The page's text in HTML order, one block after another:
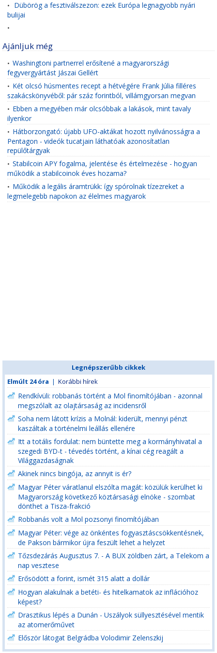
• Dübörög a fesztiválszezon: ezek Európa legnagyobb nyári
bulijai
•
Ajánljuk még
• Washingtoni partnerrel erősítené a magyarországi
fegyvergyártást Jászai Gellért
• Két olcsó húsmentes recept a hétvégére Frank Júlia filléres
szakácskönyvéből: pár száz forintból, villámgyorsan megvan
• Ebben a megyében már olcsóbbak a lakások, mint tavaly
ilyenkor
• Hátborzongató: újabb UFO-aktákat hozott nyilvánosságra a
Pentagon - videók tucatjain láthatóak azonosítatlan
repülőtárgyak
• Stabilcoin APY fogalma, jelentése és értelmezése - hogyan
működik a stabilcoinok éves hozama?
• Működik a legális áramtrükk: így spórolnak tízezreket a
legmelegebb napokon az élelmes magyarok
Legnépszerűbb cikkek
Elmúlt 24 óra | Korábbi hírek
Rendkívüli: robbanás történt a Mol finomítójában - azonnal
megszólalt az olajtársaság az incidensről
Soha nem látott krízis a Molnál: kiderült, mennyi pénzt
kaszáltak a történelmi leállás ellenére
Itt a totális fordulat: nem büntette meg a kormányhivatal a
szegedi BYD-t - tévedés történt, a kínai cég reagált a
Világgazdaságnak
Akinek nincs bingója, az annyit is ér?
Magyar Péter váratlanul elszólta magát: közülük kerülhet ki
Magyarország következő köztársasági elnöke - szombat
dönthet a Tisza-frakció
Robbanás volt a Mol pozsonyi finomítójában
Magyar Péter: vége az önkéntes fogyasztáscsökkentésnek,
de Pakson bármikor újra feszült lehet a helyzet
Tőzsdezárás Augusztus 7. - A BUX zöldben zárt, a Telekom a
nap vesztese
Erősödött a forint, ismét 315 alatt a dollár
Hogyan alakulnak a betéti- és hitelkamatok az inflációhoz
képest?
Drasztikus lépés a Dunán - Uszályok süllyesztésével mentik
az atomerőművet
Először látogat Belgrádba Volodimir Zelenszkij